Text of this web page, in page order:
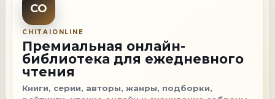
CO
CHITAIONLINE
Премиальная онлайн-
библиотека для ежедневного
чтения
Книги, серии, авторы, жанры, подборки,